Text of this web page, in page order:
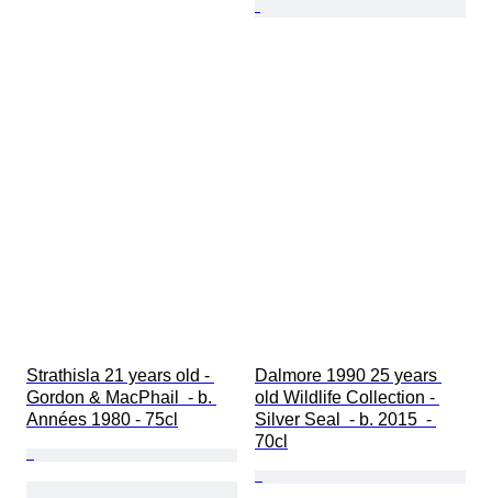
Strathisla 21 years old -
Gordon & MacPhail  - b.
Années 1980 - 75cl
Dalmore 1990 25 years
old Wildlife Collection -
Silver Seal  - b. 2015  -
70cl